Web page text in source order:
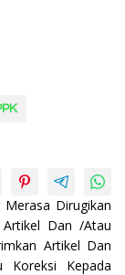
Merasa Dirugikan
Dan /Atau
Artikel Dan
Kepada